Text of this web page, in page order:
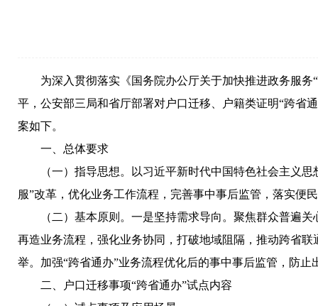
为深入贯彻落实《国务院办公厅关于加快推进政务服
平，公安部三局和省厅部署对户口迁移、户籍类证明“跨省
案如下。
一、总体要求
（一）指导思想。以习近平新时代中国特色社会主义
服”改革，优化业务工作流程，完善事中事后监管，落实便
（二）基本原则。一是坚持需求导向。聚焦群众普遍
再造业务流程，强化业务协同，打破地域阻隔，推动跨省
举。加强“跨省通办”业务流程优化后的事中事后监管，防
二、户口迁移事项“跨省通办”试点内容